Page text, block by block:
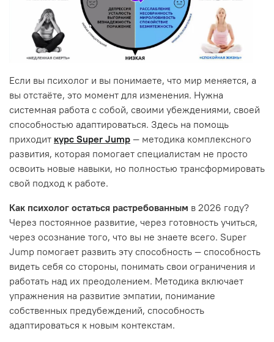
Если вы психолог и вы понимаете, что мир меняется, а
вы отстаёте, это момент для изменения. Нужна
системная работа с собой, своими убеждениями, своей
способностью адаптироваться. Здесь на помощь
приходит курс Super Jump — методика комплексного
развития, которая помогает специалистам не просто
освоить новые навыки, но полностью трансформировать
свой подход к работе.
Как психолог остаться растребованным в 2026 году?
Через постоянное развитие, через готовность учиться,
через осознание того, что вы не знаете всего. Super
Jump помогает развить эту способность — способность
видеть себя со стороны, понимать свои ограничения и
работать над их преодолением. Методика включает
упражнения на развитие эмпатии, понимание
собственных предубеждений, способность
адаптироваться к новым контекстам.